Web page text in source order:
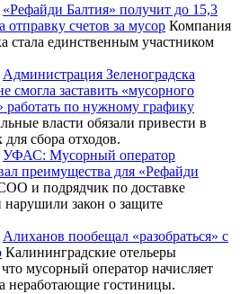
«Рефайди Балтия» получит до 15,3
отправку счетов за мусор Компания
стала единственным участником
Администрация Зеленоградска
смогла заставить «мусорного
работать по нужному графику
власти обязали привести в
сбора отходов.
УФАС: Мусорный оператор
преимущества для «Рефайди
и подрядчик по доставке
нарушили закон о защите
Алиханов пообещал «разобраться» с
Калининградские отельеры
мусорный оператор начисляет
неработающие гостиницы.